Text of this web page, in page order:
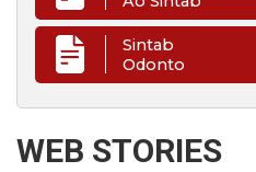
Sintab
Odonto
WEB STORIES